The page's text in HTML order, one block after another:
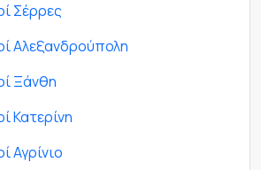
Σέρρες
Αλεξανδρούπολη
Ξάνθη
Κατερίνη
Αγρίνιο